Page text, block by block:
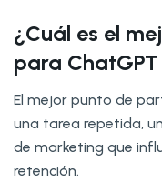
¿Cuál es el
para
El mejor punto de
una tarea repetida,
de marketing que
retención.